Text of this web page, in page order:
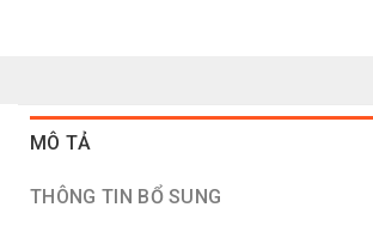
MÔ TẢ
THÔNG TIN BỔ SUNG